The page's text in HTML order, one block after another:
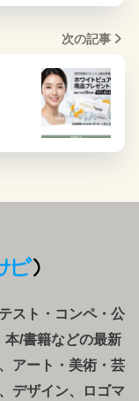
次の記事
スト・コンペ・ 公
本/書籍などの最新
アート・美術・芸
デザイン、ロゴマ